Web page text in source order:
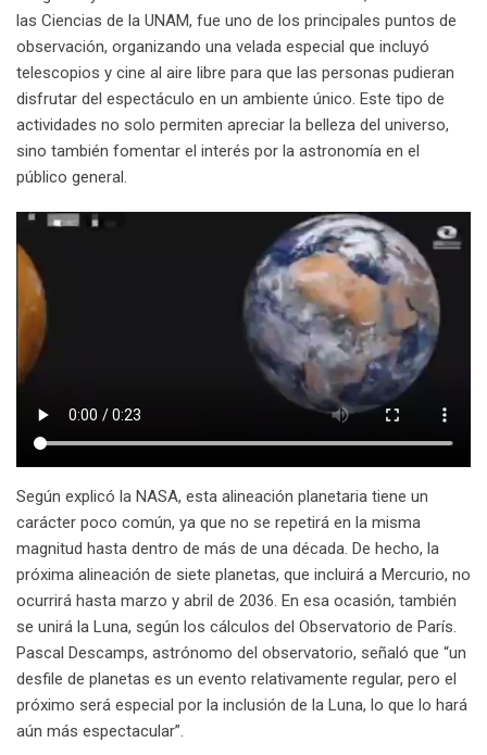
las Ciencias de la UNAM, fue uno de los principales puntos de
observación, organizando una velada especial que incluyó
telescopios y cine al aire libre para que las personas pudieran
disfrutar del espectáculo en un ambiente único. Este tipo de
actividades no solo permiten apreciar la belleza del universo,
sino también fomentar el interés por la astronomía en el
público general.
Según explicó la NASA, esta alineación planetaria tiene un
carácter poco común, ya que no se repetirá en la misma
magnitud hasta dentro de más de una década. De hecho, la
próxima alineación de siete planetas, que incluirá a Mercurio, no
ocurrirá hasta marzo y abril de 2036. En esa ocasión, también
se unirá la Luna, según los cálculos del Observatorio de París.
Pascal Descamps, astrónomo del observatorio, señaló que “un
desfile de planetas es un evento relativamente regular, pero el
próximo será especial por la inclusión de la Luna, lo que lo hará
aún más espectacular”.